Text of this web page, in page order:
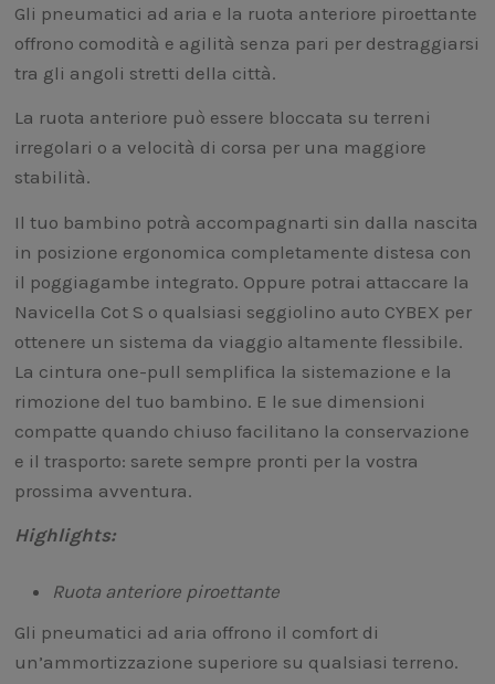
Gli pneumatici ad aria e la ruota anteriore piroettante
offrono comodità e agilità senza pari per destraggiarsi
tra gli angoli stretti della città.
La ruota anteriore può essere bloccata su terreni
irregolari o a velocità di corsa per una maggiore
stabilità.
Il tuo bambino potrà accompagnarti sin dalla nascita
in posizione ergonomica completamente distesa con
il poggiagambe integrato. Oppure potrai attaccare la
Navicella Cot S o qualsiasi seggiolino auto CYBEX per
ottenere un sistema da viaggio altamente flessibile.
La cintura one-pull semplifica la sistemazione e la
rimozione del tuo bambino. E le sue dimensioni
compatte quando chiuso facilitano la conservazione
e il trasporto: sarete sempre pronti per la vostra
prossima avventura.
Highlights:
Ruota anteriore piroettante
Gli pneumatici ad aria offrono il comfort di
un’ammortizzazione superiore su qualsiasi terreno.